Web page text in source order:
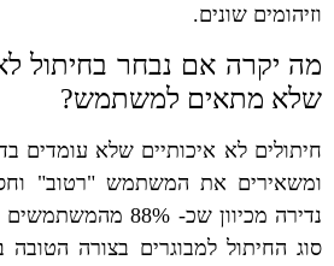
וזיהומים שונים.
מה יקרה אם נבחר בחיתול
שלא מתאים למשתמש?
חיתולים לא איכותיים שלא עומדים
ומשאירים את המשתמש "רטוב"
נדירה מכיוון שכ-
סוג החיתול למבוגרים בצורה הטובה